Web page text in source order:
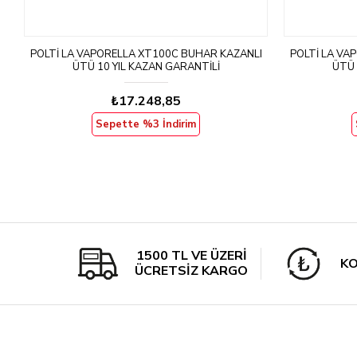
POLTI LA VAPORELLA XT100C BUHAR KAZANLI
ÜTÜ 10 YIL KAZAN GARANTILI
₺17.248,85
Sepette %3 İndirim
POLTI LA
ÜTÜ
1500 TL VE ÜZERİ
ÜCRETSİZ KARGO